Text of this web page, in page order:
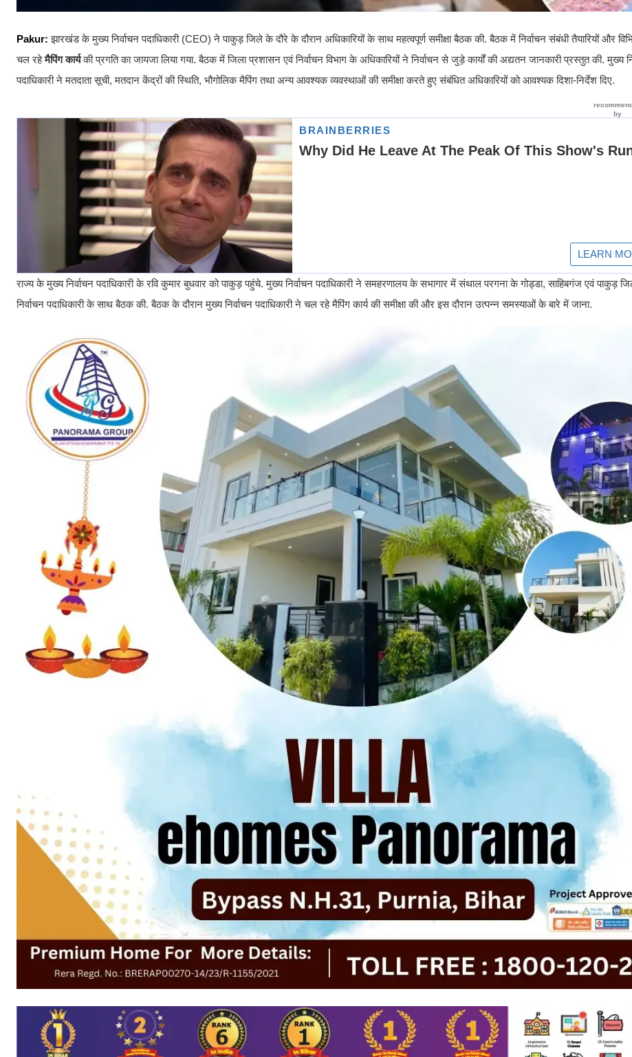
Pakur: झारखंड के मुख्य निर्वाचन पदाधिकारी (CEO) ने पाकुड़ जिले के दौरे के दौरान अधिकारियों के साथ महत्वपूर्ण समीक्षा बैठक की. बैठक में निर्वाचन संबंधी तैयारियों और
चल रहेमैपिंग कार्यकी प्रगति का जायजा लिया गया. बैठक में जिला प्रशासन एवं निर्वाचन विभाग के अधिकारियों ने निर्वाचन से जुड़े कार्यों की अद्यतन जानकारी प्रस्तुत की. मुख्य
पदाधिकारी ने मतदाता सूची, मतदान केंद्रों की स्थिति, भौगोलिक मैपिंग तथा अन्य आवश्यक व्यवस्थाओं की समीक्षा करते हुए संबंधित अधिकारियों को आवश्यक दिशा-निर्देश दिए.
राज्य के मुख्य निर्वाचन पदाधिकारी के रवि कुमार बुधवार को पाकुड़ पहुंचे. मुख्य निर्वाचन पदाधिकारी ने समहरणालय के सभागार में संथाल परगना के गोड्डा, साहिबगंज एवं पाकुड़
निर्वाचन पदाधिकारी के साथ बैठक की. बैठक के दौरान मुख्य निर्वाचन पदाधिकारी ने चल रहे मैपिंग कार्य की समीक्षा की और इस दौरान उत्पन्न समस्याओं के बारे में जाना.